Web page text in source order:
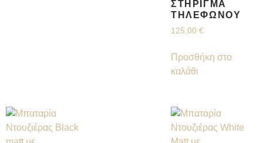
ΣΤΉΡΙΓΜΑ
ΤΗΛΕΦΏΝΟΥ
125,00€
Προσθήκη στο
καλάθι